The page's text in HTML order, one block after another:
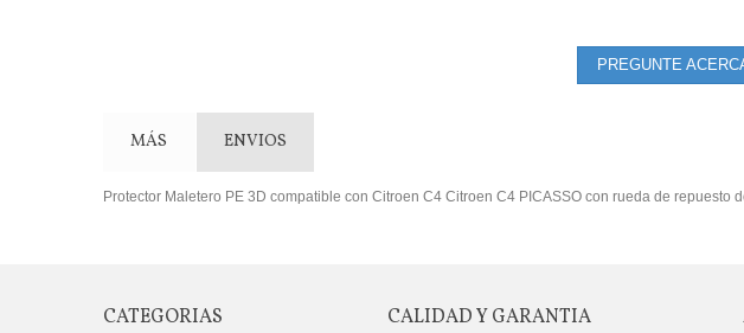
PREGUNTE
MÁS ENVIOS
Protector Maletero PE 3D compatible con Citroen C4 Citroen C4 PICASSO con rueda de repuesto
CATEGORIAS CALIDAD Y GARANTIA